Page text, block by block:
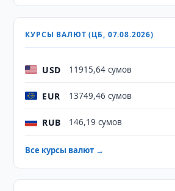
КУРСЫ ВАЛЮТ (ЦБ, 07.08.2026)
USD 11915,64 сумов
EUR 13749,46 сумов
RUB 146,19 сумов
Все курсы валют →